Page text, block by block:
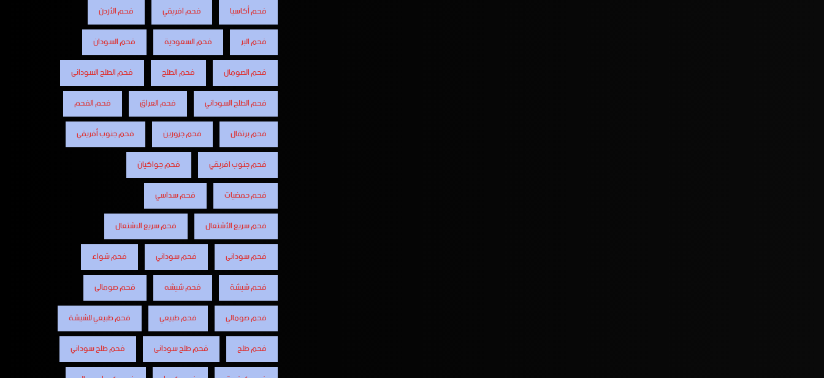
فحم أكاسيا
فحم افريقي
فحم الأردن
فحم البر
فحم السعودية
فحم السودان
فحم الصومال
فحم الطلح
فحم الطلح السودانى
فحم الطلح السوداني
فحم العراق
فحم الفحم
فحم برتقال
فحم جزورين
فحم جنوب أفريقي
فحم جنوب افريقي
فحم جواكيان
فحم حمضيات
فحم سداسي
فحم سريع الأشتعال
فحم سريع الاشتعال
فحم سودانى
فحم سوداني
فحم شواء
فحم شيشة
فحم شيشه
فحم صومالى
فحم صومالي
فحم طبيعي
فحم طبيعي للشيشة
فحم طلح
فحم طلح سودانى
فحم طلح سوداني